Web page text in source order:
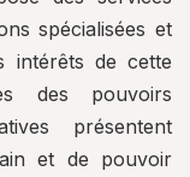
spécialisées et
intérêts de cette
des pouvoirs
présentent
et de pouvoir